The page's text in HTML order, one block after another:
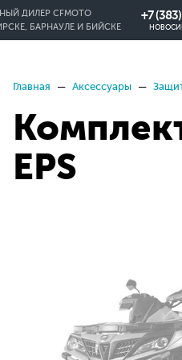
ДИЛЕР CFMOTO
БАРНАУЛЕ И БИЙСКЕ
+7
Главная Аксессуары
EPS